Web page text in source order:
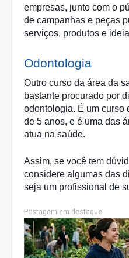
empresas, junto com o
de campanhas e peças
serviços, produtos e
Odontologia
Outro curso da área da
bastante procurado por
odontologia. É um curso
de 5 anos, e é uma das
atua na saúde.
Assim, se você tem
considere algumas das
seja um profissional de
Postagem em destaque